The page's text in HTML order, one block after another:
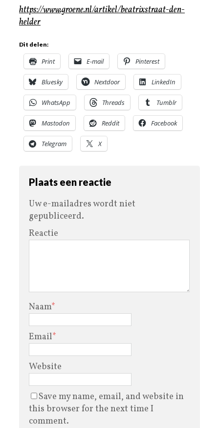
https://www.groene.nl/artikel/beatrixstraat-den-
helder
Dit delen:
Print E-mail Pinterest
Bluesky Nextdoor LinkedIn
WhatsApp Threads Tumblr
Mastodon Reddit Facebook
Telegram X
Plaats een reactie
Uw e-mailadres wordt niet
gepubliceerd.
Reactie
Naam*
Email*
Website
Save my name, email, and website in
this browser for the next time I
comment.